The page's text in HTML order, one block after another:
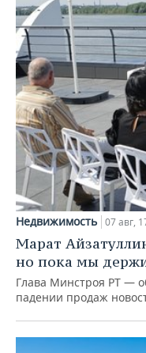
Недвижимость 07 авг,
Марат
но пока мы
Глава Минстроя РТ —
падении продаж